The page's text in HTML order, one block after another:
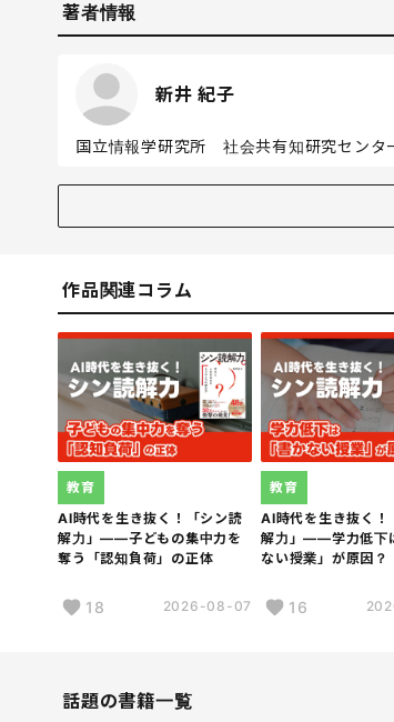
著者情報
新井 紀子
国立情報学研究所 社会共有知研究セン
東京都出身。一橋大学法学部およびイリ
大臣表彰、日本エッセイスト・クラブ賞、
作品関連コラム
AI時代を生き抜く！「シン読
解力」――子どもの集中力を
奪う「認知負荷」の正体
教育
18 2026-08-07
AI時代を生き抜く！
解力」――学力低下
ない授業」が原因？
教育
16
話題の書籍一覧